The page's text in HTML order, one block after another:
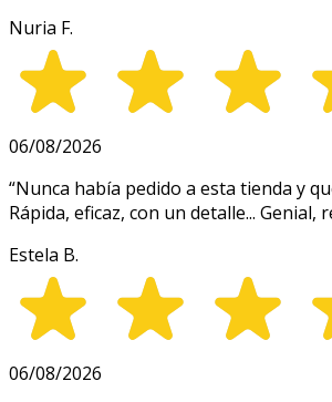
Nuria F.
06/08/2026
“Nunca había pedido a esta tienda y
Rápida, eficaz, con un detalle... Genial,
Estela B.
06/08/2026